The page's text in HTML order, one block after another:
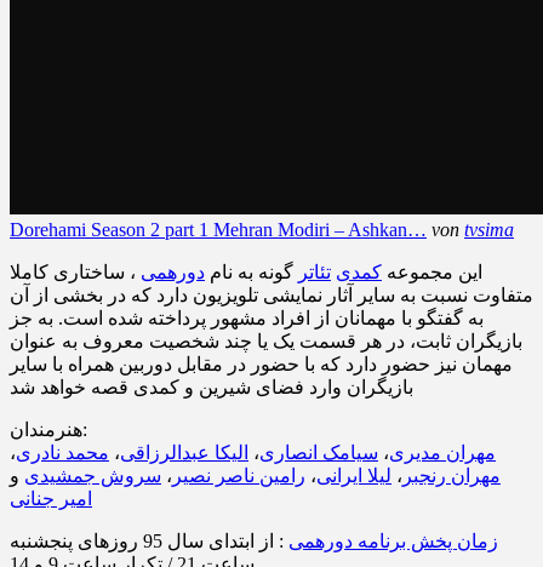
Dorehami Season 2 part 1 Mehran Modiri – Ashkan… von tvsima
این مجموعه کمدی تئاتر گونه به نام دورهمی ، ساختاری کاملا
متفاوت نسبت به سایر آثار نمایشی تلویزیون دارد که در بخشی از آن
به گفتگو با مهمانان از افراد مشهور پرداخته شده است. به جز
بازیگران ثابت، در هر قسمت یک یا چند شخصیت معروف به عنوان
مهمان نیز حضور دارد که با حضور در مقابل دوربین همراه با سایر
بازیگران وارد فضای شیرین و کمدی قصه خواهد شد
هنرمندان:
مهران مدیری، سیامک انصاری، الیکا عبدالرزاقی، محمد نادری،
مهران رنجبر ، لیلا ایرانی، رامین ناصر نصیر ، سروش جمشیدی و
امیر جنانی
زمان پخش برنامه دورهمی
: از ابتدای سال 95 روزهای پنجشنبه